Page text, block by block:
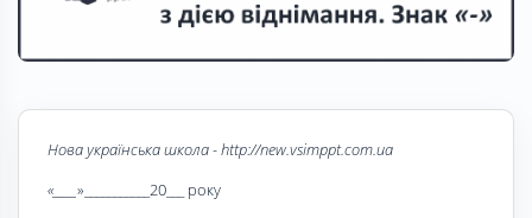
Нова українська школа - http://new.vsimppt.com.ua
«____ »___________20___ року